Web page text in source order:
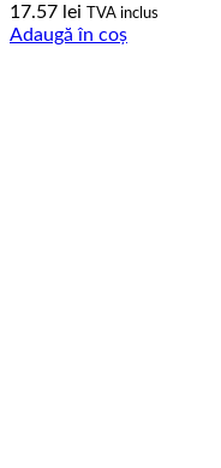
17.57 lei TVA inclus
Adaugă în coș